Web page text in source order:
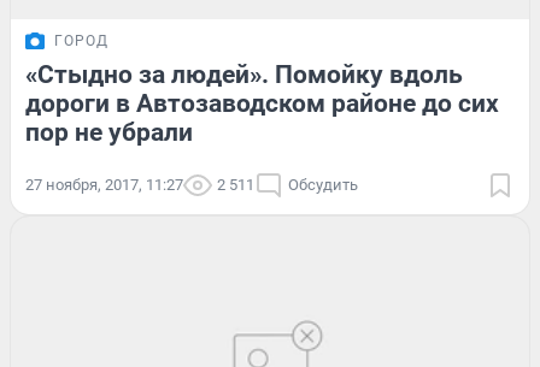
ГОРОД
«Стыдно за людей». Помойку вдоль
дороги в Автозаводском районе до сих
пор не убрали
27 ноября, 2017, 11:27 2 511 Обсудить